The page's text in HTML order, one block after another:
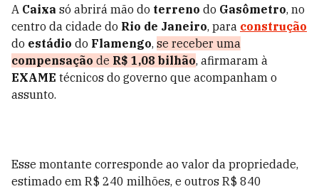
A Caixa só abrirá mão do terreno do Gasômetro, no
centro da cidade do Rio de Janeiro, para construção
do estádio do Flamengo, se receber uma
compensação de R$ 1,08 bilhão, afirmaram à
EXAME técnicos do governo que acompanham o
assunto.
Esse montante corresponde ao valor da propriedade,
estimado em R$ 240 milhões, e outros R$ 840